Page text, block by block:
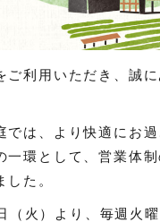
ご利用いただき、誠
では、より快適にお
一環として、営業体
した。
（火）より、毎週火